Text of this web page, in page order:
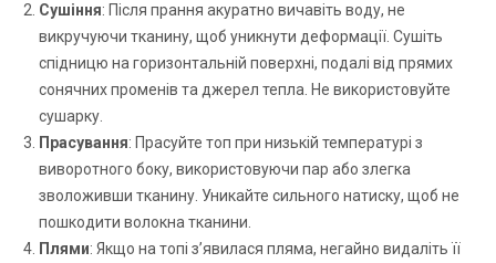
Сушіння: Після прання акуратно вичавіть воду, не
викручуючи тканину, щоб уникнути деформації. Сушіть
спідницю на горизонтальній поверхні, подалі від прямих
сонячних променів та джерел тепла. Не використовуйте
сушарку.
Прасування: Прасуйте топ при низькій температурі з
виворотного боку, використовуючи пар або злегка
зволоживши тканину. Уникайте сильного натиску, щоб не
пошкодити волокна тканини.
Плями: Якщо на топі з’явилася пляма, негайно видаліть її